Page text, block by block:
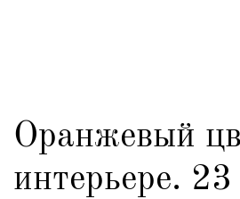
Оранжевый
интерьере.